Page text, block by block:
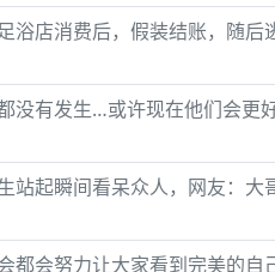
浴店消费后，假装结账，随后
没有发生…或许现在他们会更
站起瞬间看呆众人，网友：大
都会努力让大家看到完美的自